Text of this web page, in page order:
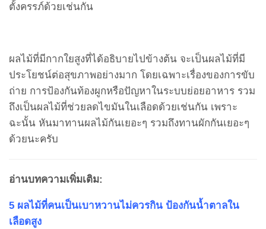
ตั้งครรภ์ด้วยเช่นกัน
ผลไม้ที่มีกากใยสูงที่ได้อธิบายไปข้างต้น จะเป็นผลไม้ที่มี
ประโยชน์ต่อสุขภาพอย่างมาก โดยเฉพาะเรื่องของการขับ
ถ่าย การป้องกันท้องผูกหรือปัญหาในระบบย่อยอาหาร รวม
ถึงเป็นผลไม้ที่ช่วยลดไขมันในเลือดด้วยเช่นกัน เพราะ
ฉะนั้น หันมาทานผลไม้กันเยอะๆ รวมถึงทานผักกันเยอะๆ
ด้วยนะครับ
อ่านบทความเพิ่มเติม:
5 ผลไม้ที่คนเป็นเบาหวานไม่ควรกิน ป้องกันน้ำตาลใน
เลือดสูง